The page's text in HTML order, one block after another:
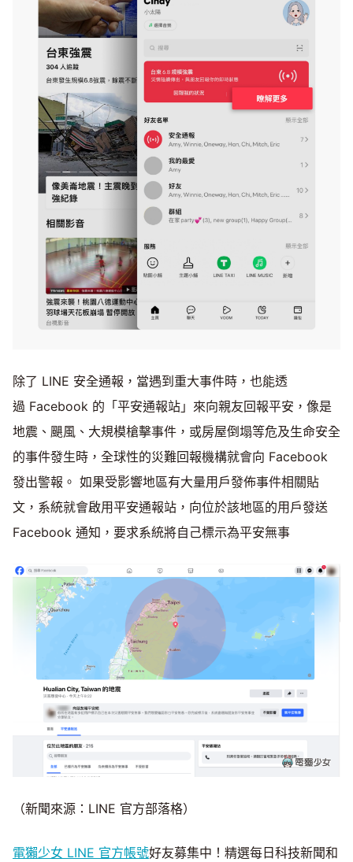
除了 LINE 安全通報，當遇到重大事件時，也能透
過 Facebook 的「平安通報站」來向親友回報平安，像是
地震、颶風、大規模槍擊事件，或房屋倒塌等危及生命安全
的事件發生時，全球性的災難回報機構就會向 Facebook
發出警報。 如果受影響地區有大量用戶發佈事件相關貼
文，系統就會啟用平安通報站，向位於該地區的用戶發送
Facebook 通知，要求系統將自己標示為平安無事
（新聞來源：LINE 官方部落格）
電獺少女 LINE 官方帳號好友募集中！精選每日科技新聞和